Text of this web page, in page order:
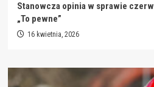
Stanowcza opinia w sprawie
„To pewne”
16 kwietnia, 2026